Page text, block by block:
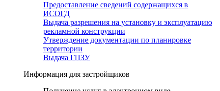
Предоставление сведений содержащихся в
ИСОГД
Выдача разрешения на установку и эксплуатацию
рекламной конструкции
Утверждение документации по планировке
территории
Выдача ГПЗУ
Информация для застройщиков